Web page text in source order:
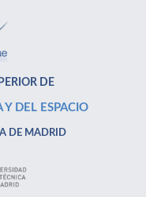
DE
Y DEL ESPACIO
DE MADRID